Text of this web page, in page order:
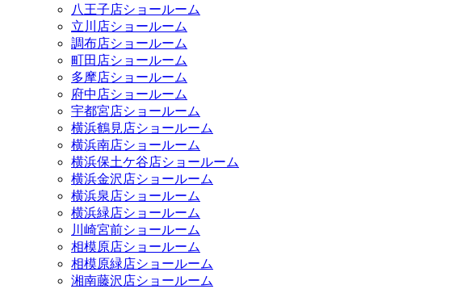
八王子店ショールーム
立川店ショールーム
調布店ショールーム
町田店ショールーム
多摩店ショールーム
府中店ショールーム
宇都宮店ショールーム
横浜鶴見店ショールーム
横浜南店ショールーム
横浜保土ケ谷店ショールーム
横浜金沢店ショールーム
横浜泉店ショールーム
横浜緑店ショールーム
川崎宮前ショールーム
相模原店ショールーム
相模原緑店ショールーム
湘南藤沢店ショールーム